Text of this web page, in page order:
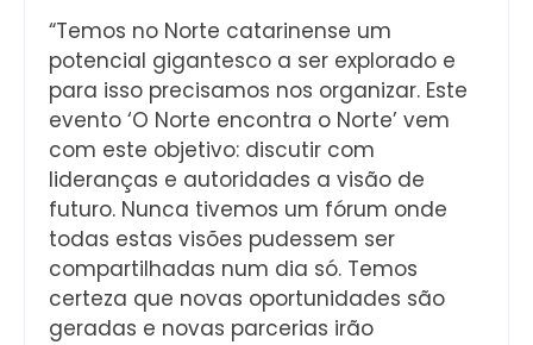
“Temos no Norte catarinense um
potencial gigantesco a ser explorado e
para isso precisamos nos organizar. Este
evento ‘O Norte encontra o Norte’ vem
com este objetivo: discutir com
lideranças e autoridades a visão de
futuro. Nunca tivemos um fórum onde
todas estas visões pudessem ser
compartilhadas num dia só. Temos
certeza que novas oportunidades são
geradas e novas parcerias irão